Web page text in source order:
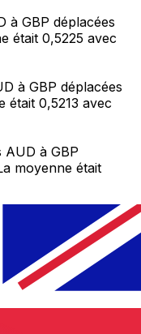
à GBP déplacées
était 0,5225 avec
à GBP déplacées
était 0,5213 avec
à GBP
moyenne était
lorsque vous
internationaux